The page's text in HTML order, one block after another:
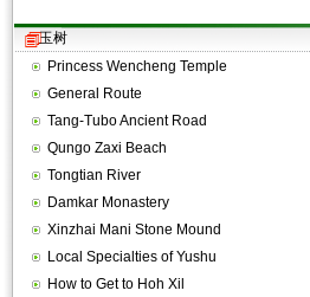
玉树
Princess Wencheng Temple
General Route
Tang-Tubo Ancient Road
Qungo Zaxi Beach
Tongtian River
Damkar Monastery
Xinzhai Mani Stone Mound
Local Specialties of Yushu
How to Get to Hoh Xil